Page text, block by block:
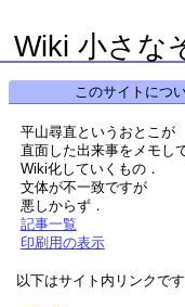
Wiki 小さな
このサイトにつ
平山尋直というおとこが
直面した出来事をメモし
Wiki化していくもの．
文体が不一致ですが
悪しからず．
記事一覧
印刷用の表示
以下はサイト内リンクです